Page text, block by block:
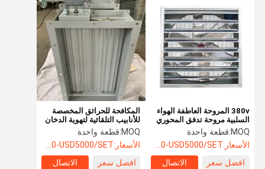
المكافحة للحرائق المخصصة
للأنابيب التلقائية لتهوية الدخان
MOQ: قطعة واحدة
الأسعار:USD500-USD5000/SET
افضل سعر
الاتصال
380v المروحة العاطفة الهواء
السلبية مروحة تدفق المحوري
كفاءة الطاقة
MOQ: قطعة واحدة
الأسعار:USD500-USD5000/SET
افضل سعر
الاتصال